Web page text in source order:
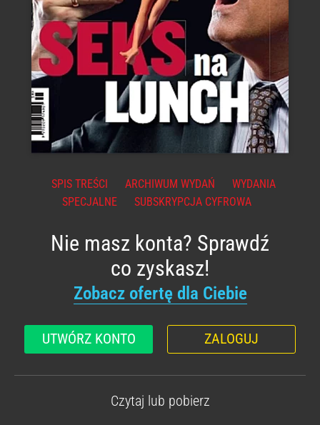
SPIS TREŚCI ARCHIWUM WYDAŃ
WYDANIA
SPECJALNE
SUBSKRYPCJA CYFROWA
Nie masz konta? Sprawdź
co zyskasz!
Zobacz ofertę dla Ciebie
UTWÓRZ KONTO ZALOGUJ
Czytaj lub pobierz